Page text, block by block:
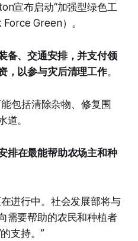
宣布启动“加强型绿色工
Green）。
备、交通安排，并支付领
，以参与灾后清理工作。
包括清除杂物、修复围
道。
排在最能帮助农场主和种
进行中。社会发展部将与
需要帮助的农民和种植者
支持。”